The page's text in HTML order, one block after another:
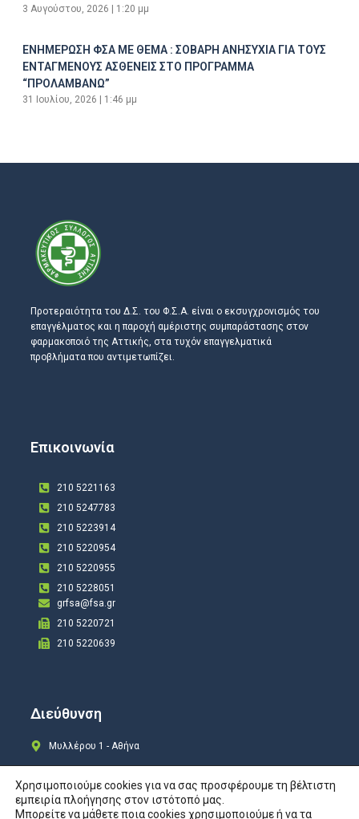
3 Αυγούστου, 2026 1:20 μμ
ΕΝΗΜΕΡΩΣΗ ΦΣΑ ΜΕ ΘΕΜΑ : ΣΟΒΑΡΗ ΑΝΗΣΥΧΙΑ ΓΙΑ ΤΟΥΣ
ΕΝΤΑΓΜΕΝΟΥΣ ΑΣΘΕΝΕΙΣ ΣΤΟ ΠΡΟΓΡΑΜΜΑ
“ΠΡΟΛΑΜΒΑΝΩ”
31 Ιουλίου, 2026 1:46 μμ
Προτεραιότητα του Δ.Σ. του Φ.Σ.Α. είναι ο εκσυγχρονισμός του
επαγγέλματος και η παροχή αμέριστης συμπαράστασης στον
φαρμακοποιό της Αττικής, στα τυχόν επαγγελματικά
προβλήματα που αντιμετωπίζει.
Επικοινωνία
210 5221163
210 5247783
210 5223914
210 5220954
210 5220955
210 5228051
grfsa@fsa.gr
210 5220721
210 5220639
Διεύθυνση
Μυλλέρου 1 - Αθήνα
Copyright © 2024 All rights Reserved. Design byCOSMOTE New Site4U
Χρησιμοποιούμε cookies για να σας προσφέρουμε τη βέλτιστη
εμπειρία πλοήγησης στον ιστότοπό μας.
Μπορείτε να μάθετε ποια cookies χρησιμοποιούμε ή να τα